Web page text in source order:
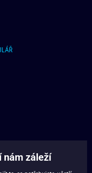
nám záleží